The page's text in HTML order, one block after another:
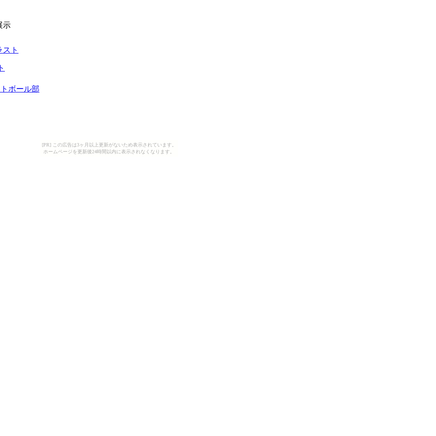
[PR] この広告は3ヶ月以上更新がないため表示されています。
ホームページを更新後24時間以内に表示されなくなります。
示
ト
ボール部